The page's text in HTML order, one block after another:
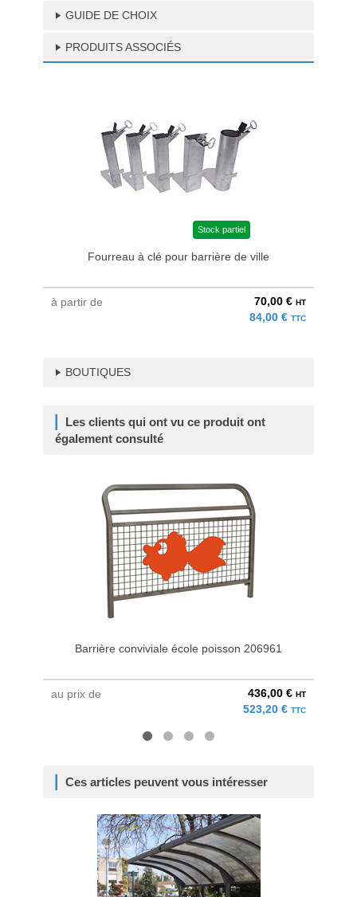
GUIDE DE CHOIX
PRODUITS ASSOCIÉS
Stock partiel
Fourreau à clé pour barrière de ville
à partir de 70,00 € HT
84,00 € TTC
BOUTIQUES
Les clients qui ont vu ce produit ont
également consulté
Barrière conviviale école poisson 206961
au prix de 436,00 € HT
523,20 € TTC
Ces articles peuvent vous intéresser